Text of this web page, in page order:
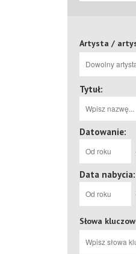
Artysta /
Tytuł:
Datowanie:
Data nabycia:
Słowa